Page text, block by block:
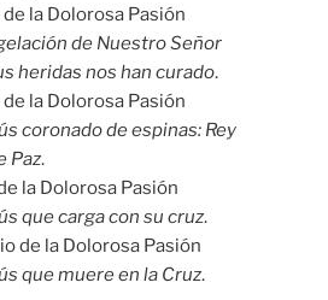
la Dolorosa Pasión
de Nuestro Señor
heridas nos han curado.
la Dolorosa Pasión
coronado de espinas: Rey
Paz.
la Dolorosa Pasión
que carga con su cruz.
de la Dolorosa Pasión
que muere en la Cruz.